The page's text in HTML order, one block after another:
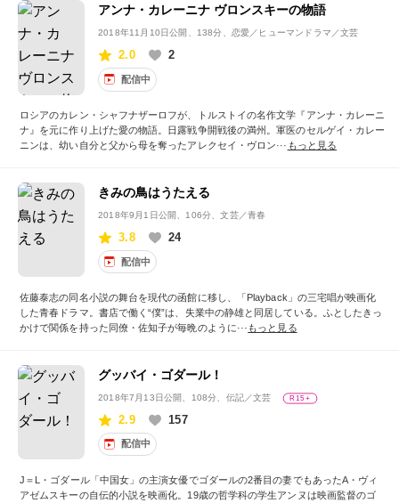
アンナ・カレーニナ ヴロンスキーの物語
2018年11月10日公開 、138分、恋愛／ヒューマンドラマ／文芸
2.0 2
配信中
ロシアのカレン・シャフナザーロフが、トルストイの名作文学『アンナ・カレーニ
ナ』を元に作り上げた愛の物語。日露戦争開戦後の満州。軍医のセルゲイ・カレー
ニンは、幼い自分と父から母を奪ったアレクセイ・ヴロン··· もっと見る
きみの鳥はうたえる
2018年9月1日公開 、106分、文芸／青春
3.8 24
配信中
佐藤泰志の同名小説の舞台を現代の函館に移し、「Playback」の三宅唱が映画化
した青春ドラマ。書店で働く“僕”は、失業中の静雄と同居している。ふとしたきっ
かけで関係を持った同僚・佐知子が毎晩のように··· もっと見る
グッバイ・ゴダール！
2018年7月13日公開 、108分、伝記／文芸 R15+
2.9 157
配信中
J＝L・ゴダール「中国女」の主演女優でゴダールの2番目の妻でもあったA・ヴィ
アゼムスキーの自伝的小説を映画化。19歳の哲学科の学生アンヌは映画監督のゴ